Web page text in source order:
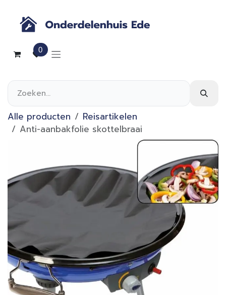
0
Alle producten
Reisartikelen
Anti-aanbakfolie skottelbraai